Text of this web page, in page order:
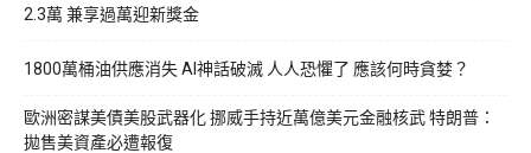
2.3萬 兼享過萬迎新獎金
1800萬桶油供應消失 AI神話破滅 人人恐懼了 應該何時貪婪？
歐洲密謀美債美股武器化 挪威手持近萬億美元金融核武 特朗普：
拋售美資產必遭報復